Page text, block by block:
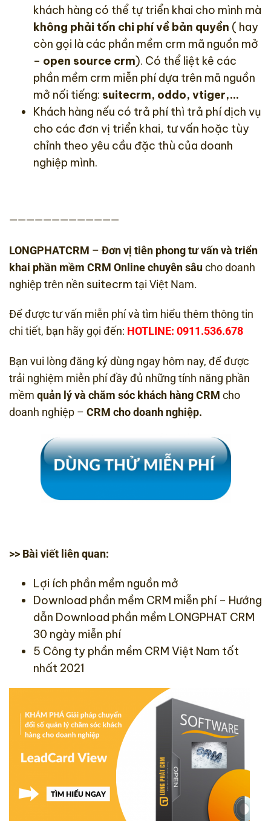
khách hàng có thể tự triển khai cho mình mà
không phải tốn chi phí về bản quyền ( hay
còn gọi là các phần mềm crm mã nguồn mở
– open source crm). Có thể liệt kê các
phần mềm crm miễn phí dựa trên mã nguồn
mở nối tiếng: suitecrm, oddo, vtiger,…
Khách hàng nếu có trả phí thì trả phí dịch vụ
cho các đơn vị triển khai, tư vấn hoặc tùy
chỉnh theo yêu cầu đặc thù của doanh
nghiệp mình.
—————————————
LONGPHATCRM – Đơn vị tiên phong tư vấn và triển
khai phần mềm CRM Online chuyên sâucho doanh
nghiệp trên nền suitecrm tại Việt Nam.
Để được tư vấn miễn phí và tìm hiểu thêm thông tin
chi tiết, bạn hãy gọi đến: HOTLINE: 0911.536.678
Bạn vui lòng đăng ký dùng ngay hôm nay, để được
trải nghiệm miễn phí đầy đủ những tính năng phần
mềm quản lý và chăm sóc khách hàng CRM cho
doanh nghiệp – CRM cho doanh nghiệp.
>> Bài viết liên quan:
Lợi ích phần mềm nguồn mở
Download phần mềm CRM miễn phí– Hướng
dẫn Download phần mềm LONGPHAT CRM
30 ngày miễn phí
5 Công ty phần mềm CRM Việt Nam tốt
nhất 2021